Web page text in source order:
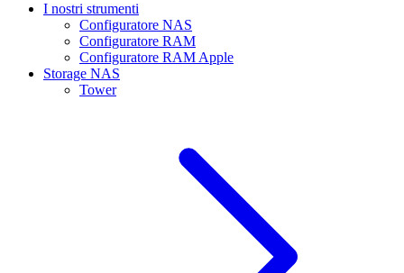
I nostri strumenti
Configuratore NAS
Configuratore RAM
Configuratore RAM Apple
Storage NAS
Tower